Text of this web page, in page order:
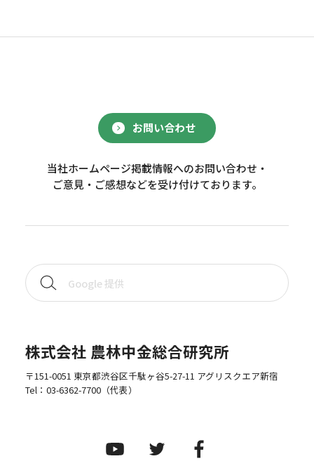
お問い合わせ
当社ホームページ掲載情報へのお問い合わせ・
ご意見・ご感想などを受け付けております。
株式会社 農林中金総合研究所
〒151-0051 東京都渋谷区千駄ヶ谷5-27-11 アグリスクエア新宿
Tel： 03-6362-7700（代表）